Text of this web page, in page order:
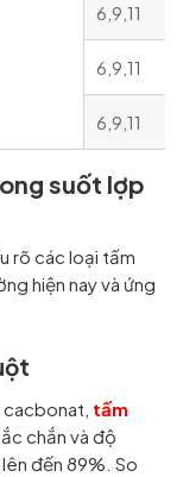
6,9,11
6,9,11
6,9,11
suốt lợp
rõ các loại tấm
hiện nay và ứng
tấm
chắn và độ
đến 89%. So